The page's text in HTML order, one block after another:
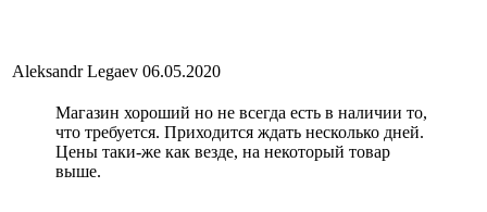
Aleksandr Legaev 06.05.2020
Магазин хороший но не всегда есть в наличии то,
что требуется. Приходится ждать несколько дней.
Цены таки-же как везде, на некоторый товар
выше.